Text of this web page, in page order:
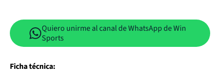
Quiero unirme al canal de WhatsApp de Win
Sports
Ficha técnica: